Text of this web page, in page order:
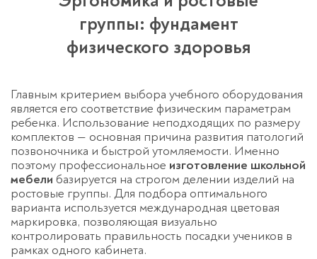
группы: фундамент
физического здоровья
Главным критерием выбора учебного оборудования
является его соответствие физическим параметрам
ребенка. Использование неподходящих по размеру
комплектов — основная причина развития патологий
позвоночника и быстрой утомляемости. Именно
поэтому профессиональное изготовление школьной
мебели базируется на строгом делении изделий на
ростовые группы. Для подбора оптимального
варианта используется международная цветовая
маркировка, позволяющая визуально
контролировать правильность посадки учеников в
рамках одного кабинета.